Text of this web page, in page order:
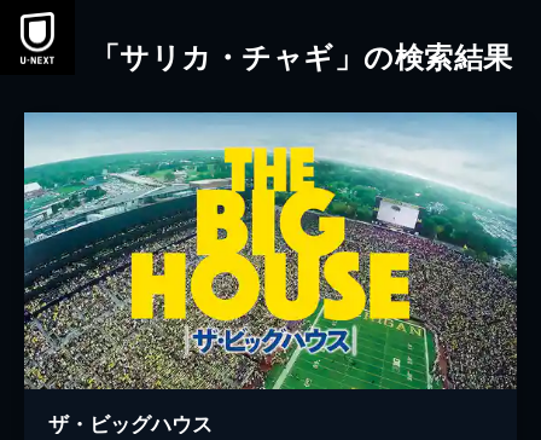
本文へスキップ
「サリカ・チャギ」の検索結果
ザ・ビッグハウス